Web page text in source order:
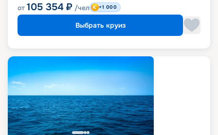
от 105 354 ₽ /чел +1 000
Выбрать круиз